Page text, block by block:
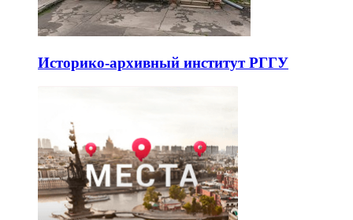
Историко-архивный институт РГГУ